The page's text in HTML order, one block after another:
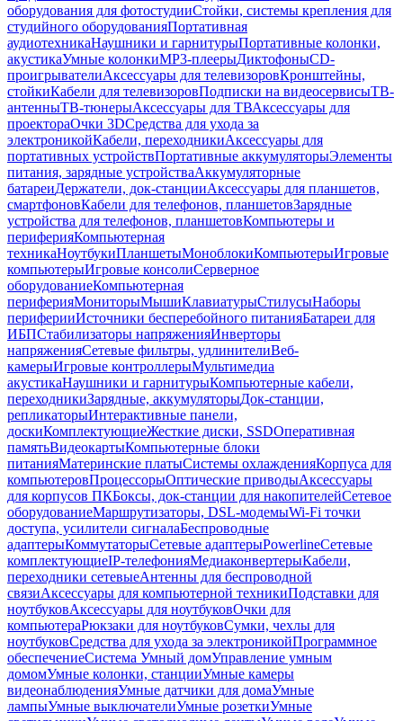
оборудования для фотостудииСтойки, системы крепления для
студийного оборудованияПортативная
аудиотехникаНаушники и гарнитурыПортативные колонки,
акустикаУмные колонкиMP3-плеерыДиктофоныCD-
проигрывателиАксессуары для телевизоровКронштейны,
стойкиКабели для телевизоровПодписки на видеосервисыТВ-
антенныТВ-тюнерыАксессуары для ТВАксессуары для
проектораОчки 3DСредства для ухода за
электроникойКабели, переходникиАксессуары для
портативных устройствПортативные аккумуляторыЭлементы
питания, зарядные устройстваАккумуляторные
батареиДержатели, док-станцииАксессуары для планшетов,
смартфоновКабели для телефонов, планшетовЗарядные
устройства для телефонов, планшетовКомпьютеры и
периферияКомпьютерная
техникаНоутбукиПланшетыМоноблокиКомпьютерыИгровые
компьютерыИгровые консолиСерверное
оборудованиеКомпьютерная
периферияМониторыМышиКлавиатурыСтилусыНаборы
периферииИсточники бесперебойного питанияБатареи для
ИБПСтабилизаторы напряженияИнверторы
напряженияСетевые фильтры, удлинителиВеб-
камерыИгровые контроллерыМультимедиа
акустикаНаушники и гарнитурыКомпьютерные кабели,
переходникиЗарядные, аккумуляторыДок-станции,
репликаторыИнтерактивные панели,
доскиКомплектующиеЖесткие диски, SSDОперативная
памятьВидеокартыКомпьютерные блоки
питанияМатеринские платыСистемы охлажденияКорпуса для
компьютеровПроцессорыОптические приводыАксессуары
для корпусов ПКБоксы, док-станции для накопителейСетевое
оборудованиеМаршрутизаторы, DSL-модемыWi-Fi точки
доступа, усилители сигналаБеспроводные
адаптерыКоммутаторыСетевые адаптерыPowerlineСетевые
комплектующиеIP-телефонияМедиаконвертерыКабели,
переходники сетевыеАнтенны для беспроводной
связиАксессуары для компьютерной техникиПодставки для
ноутбуковАксессуары для ноутбуковОчки для
компьютераРюкзаки для ноутбуковСумки, чехлы для
ноутбуковСредства для ухода за электроникойПрограммное
обеспечениеСистема Умный домУправление умным
домомУмные колонки, станцииУмные камеры
видеонаблюденияУмные датчики для домаУмные
лампыУмные выключателиУмные розеткиУмные